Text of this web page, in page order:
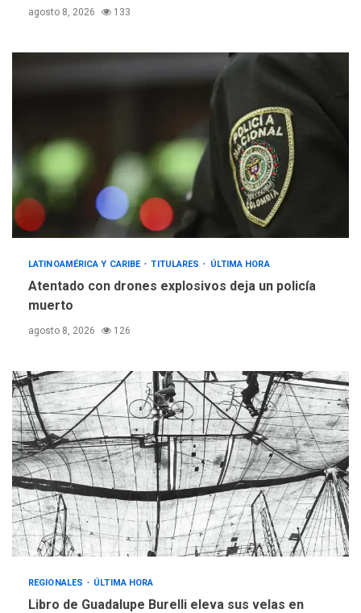
agosto 8, 2026 133
LATINOAMÉRICA Y CARIBE TITULARES ÚLTIMA HORA
Atentado con drones explosivos deja un policía
muerto
agosto 8, 2026 126
REGIONALES ÚLTIMA HORA
Libro de Guadalupe Burelli eleva sus velas en